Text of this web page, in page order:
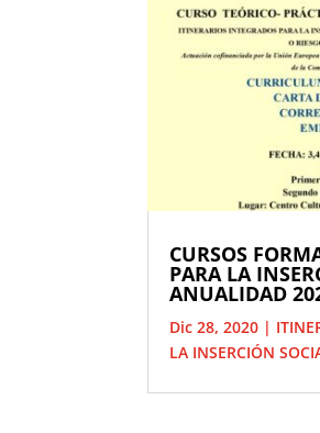
CURSOS
PARA LA
ANUALIDAD
Dic 28, 2020 |
LA INSERCIÓN